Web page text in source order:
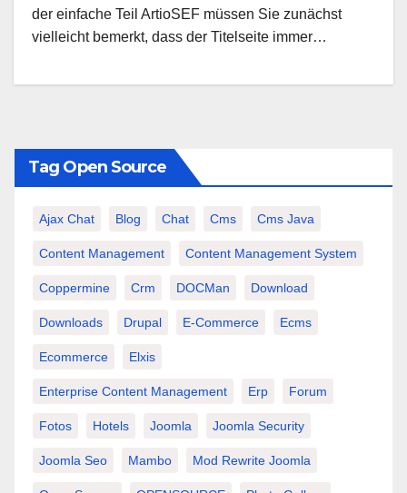
der einfache Teil ArtioSEF müssen Sie zunächst
vielleicht bemerkt, dass der Titelseite immer…
Tag Open Source
Ajax Chat Blog Chat Cms Cms Java
Content Management Content Management System
Coppermine Crm DOCMan Download
Downloads Drupal E-Commerce Ecms
Ecommerce Elxis
Enterprise Content Management Erp Forum
Fotos Hotels Joomla Joomla Security
Joomla Seo Mambo Mod Rewrite Joomla